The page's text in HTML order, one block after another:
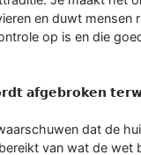
en duwt mensen
op is en die
𝗮𝗳𝗴𝗲𝗯𝗿𝗼𝗸𝗲𝗻
dat de
van wat de wet